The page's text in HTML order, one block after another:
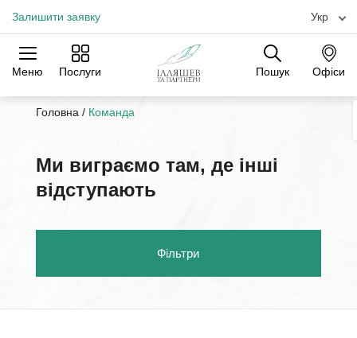
Залишити заявку Укр
Меню Послуги Пошук Офіси
Практики Галузі
Офіси
Головна / Команда
Ми виграємо там, де інші
відступають
Фільтри